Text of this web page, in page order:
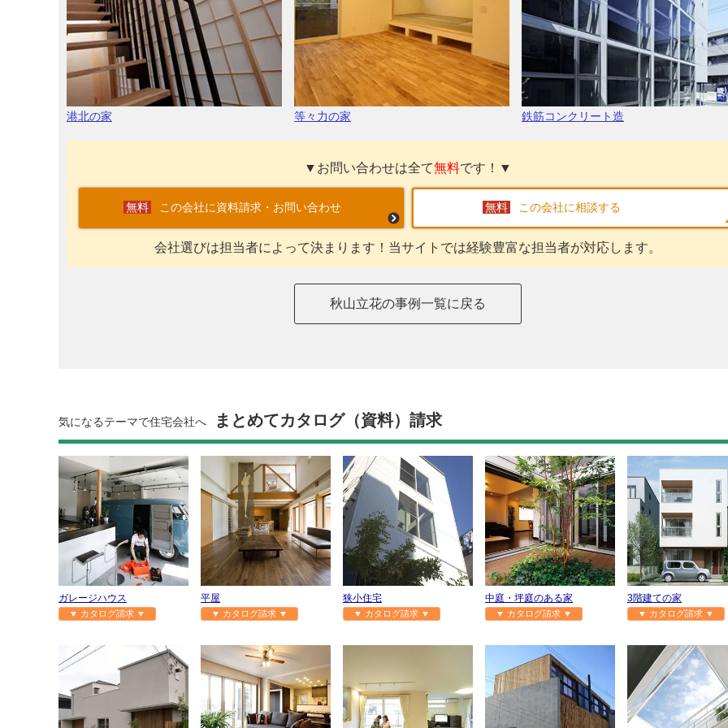
港北の家 等々力の家 鉄筋コンクリート造
▼お問い合わせは全て無料です！▼
この会社に資料請求・お問い合わせ この会社に相談する
会社選びは担当者によって決まります！当サイトでは経験豊富な担当者が対応します。
秋山立花の事例一覧に戻る
気になるテーマで住宅会社へ まとめてカタログ（資料）請求
ガレージハウス
▼ カタログ請求 ▼
平屋
▼ カタログ請求 ▼
狭小住宅
▼ カタログ請求 ▼
中庭・坪庭のある家
▼ カタログ請求 ▼
3階建ての家
▼ カタログ請求 ▼